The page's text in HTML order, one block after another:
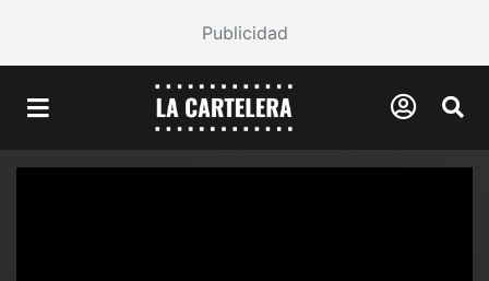
Publicidad